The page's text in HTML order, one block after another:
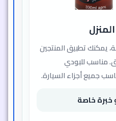
يمكنك تطبيق المنتجين
مناسب للبودي
جميع أجزاء السيارة.
خبرة خاصة